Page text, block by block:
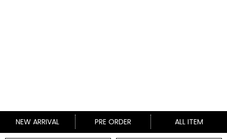
NEW ARRIVAL PRE ORDER ALL ITEM